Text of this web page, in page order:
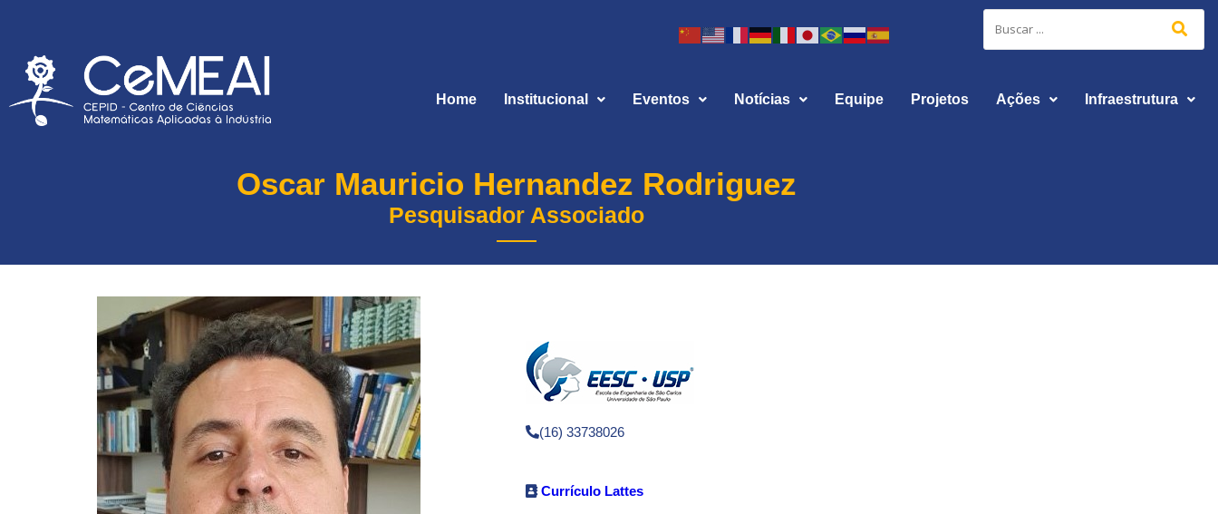
Home Institucional Eventos Notícias Equipe Projetos Ações Infraestrutura
Oscar Mauricio Hernandez Rodriguez
Pesquisador Associado
(16) 33738026
Currículo Lattes